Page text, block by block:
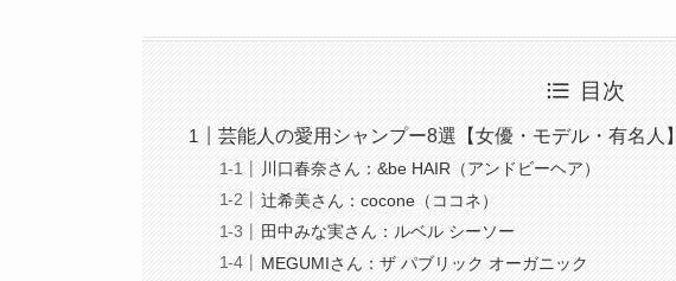
目次
芸能人の愛用シャンプー8選【女優・モデル・有名人】
川口春奈さん：&be HAIR（アンドビーヘア）
辻希美さん：cocone（ココネ）
田中みな実さん：ルベル シーソー
MEGUMIさん：ザ パブリック オーガニック